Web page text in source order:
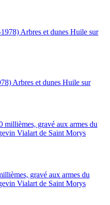
Arbres et dunes Huile sur
gravé aux armes du
Vialart de Saint Morys